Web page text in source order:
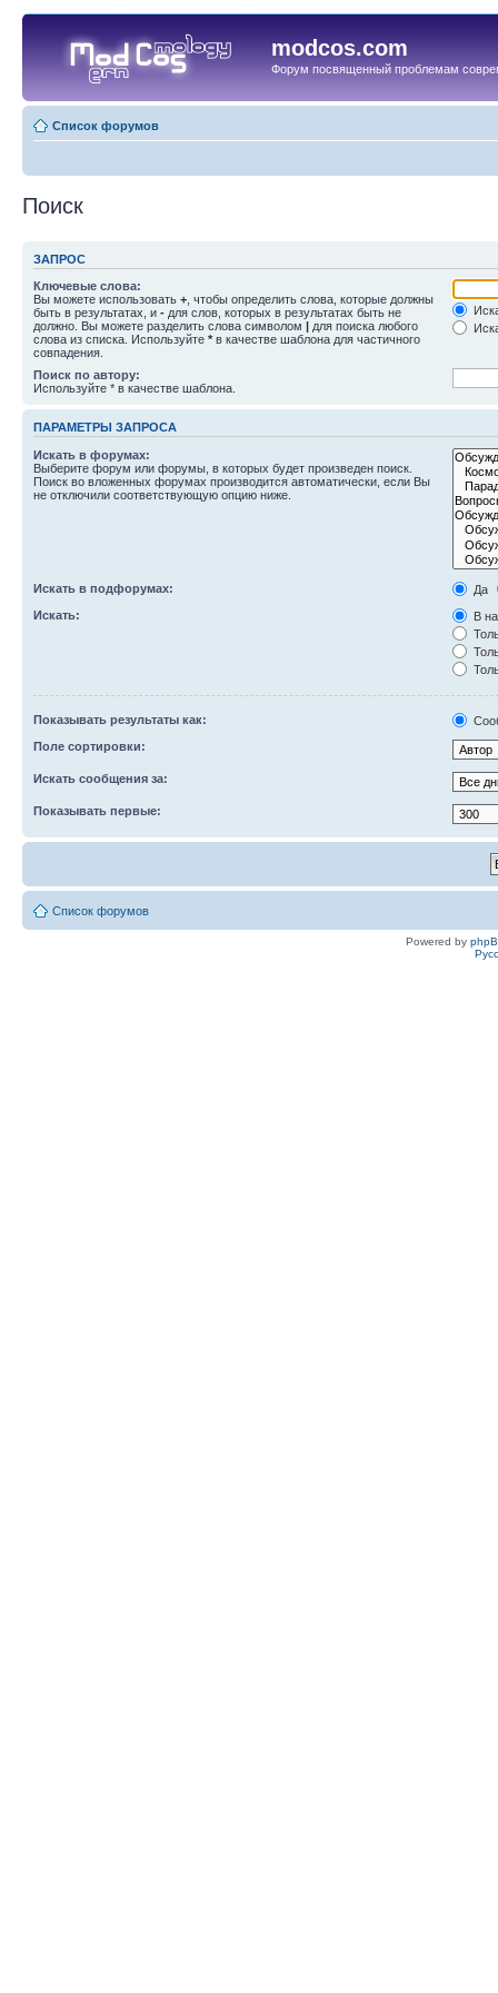
modcos.com
Форум посвященный проблемам
Список форумов
Поиск
ЗАПРОС
Ключевые слова:
Вы можете использовать + , чтобы определить слова, которые должны
быть в результатах, и - для слов, которых в результатах быть не
должно. Вы можете разделить слова символом | для поиска любого
слова из списка. Используйте * в качестве шаблона для частичного
совпадения.
Поиск по автору:
Используйте * в качестве шаблона.
ПАРАМЕТРЫ ЗАПРОСА
Искать в форумах:
Выберите форум или форумы, в которых будет произведен поиск.
Поиск во вложенных форумах производится автоматически, если Вы
не отключили соответствующую опцию ниже.
Искать в подфорумах:
Да
Искать:
В
Показывать результаты как:
Поле сортировки:
Искать сообщения за:
Показывать первые:
Список форумов
Powered by